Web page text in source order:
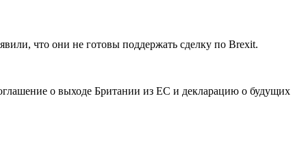
что они не готовы поддержать сделку по Brexit.
о выходе Британии из ЕС и декларацию о